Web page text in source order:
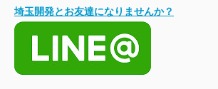
埼玉開発とお友達になりませんか？